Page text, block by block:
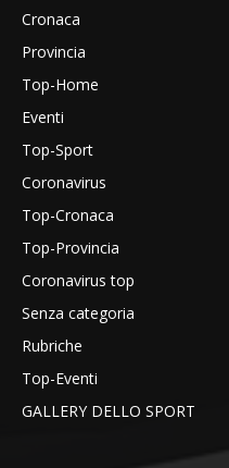
Cronaca
Provincia
Top-Home
Eventi
Top-Sport
Coronavirus
Top-Cronaca
Top-Provincia
Coronavirus top
Senza categoria
Rubriche
Top-Eventi
GALLERY DELLO SPORT